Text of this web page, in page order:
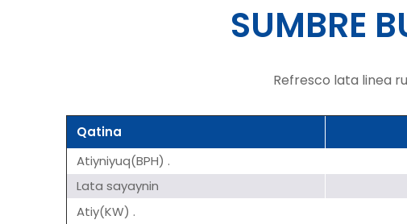
SUMBRE
Refresco lata linea
Qatina
Atiyniyuq(BPH) .
Lata sayaynin
Atiy(KW) .